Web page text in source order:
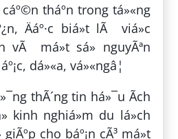
cáº©n tháº­n trong tá»«ng
Äáº·c biá»t lÃ viá»c
vÃ má»t sá» nguyÃªn
dá»«a, vá»«ngâ¦
thÃ´ng tin há»¯u Ã­ch
kinh nghiá»m du lá»ch
cho báº¡n cÃ³ má»t